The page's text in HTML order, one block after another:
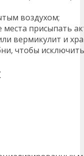
воздухом;
присыпать
вермикулит и
чтобы